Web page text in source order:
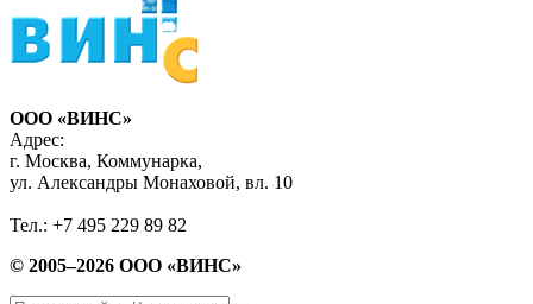
ООО «ВИНС»
Адрес:
г. Москва, Коммунарка,
ул. Александры Монаховой, вл. 10
Тел.: +7 495 229 89 82
© 2005–2026 ООО «ВИНС»